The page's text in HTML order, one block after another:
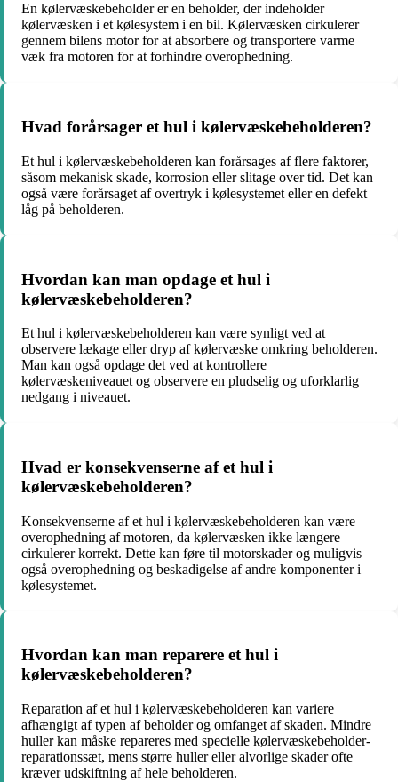
En kølervæskebeholder er en beholder, der indeholder
kølervæsken i et kølesystem i en bil. Kølervæsken cirkulerer
gennem bilens motor for at absorbere og transportere varme
væk fra motoren for at forhindre overophedning.
Hvad forårsager et hul i kølervæskebeholderen?
Et hul i kølervæskebeholderen kan forårsages af flere faktorer,
såsom mekanisk skade, korrosion eller slitage over tid. Det kan
også være forårsaget af overtryk i kølesystemet eller en defekt
låg på beholderen.
Hvordan kan man opdage et hul i
kølervæskebeholderen?
Et hul i kølervæskebeholderen kan være synligt ved at
observere lækage eller dryp af kølervæske omkring beholderen.
Man kan også opdage det ved at kontrollere
kølervæskeniveauet og observere en pludselig og uforklarlig
nedgang i niveauet.
Hvad er konsekvenserne af et hul i
kølervæskebeholderen?
Konsekvenserne af et hul i kølervæskebeholderen kan være
overophedning af motoren, da kølervæsken ikke længere
cirkulerer korrekt. Dette kan føre til motorskader og muligvis
også overophedning og beskadigelse af andre komponenter i
kølesystemet.
Hvordan kan man reparere et hul i
kølervæskebeholderen?
Reparation af et hul i kølervæskebeholderen kan variere
afhængigt af typen af beholder og omfanget af skaden. Mindre
huller kan måske repareres med specielle kølervæskebeholder-
reparationssæt, mens større huller eller alvorlige skader ofte
kræver udskiftning af hele beholderen.